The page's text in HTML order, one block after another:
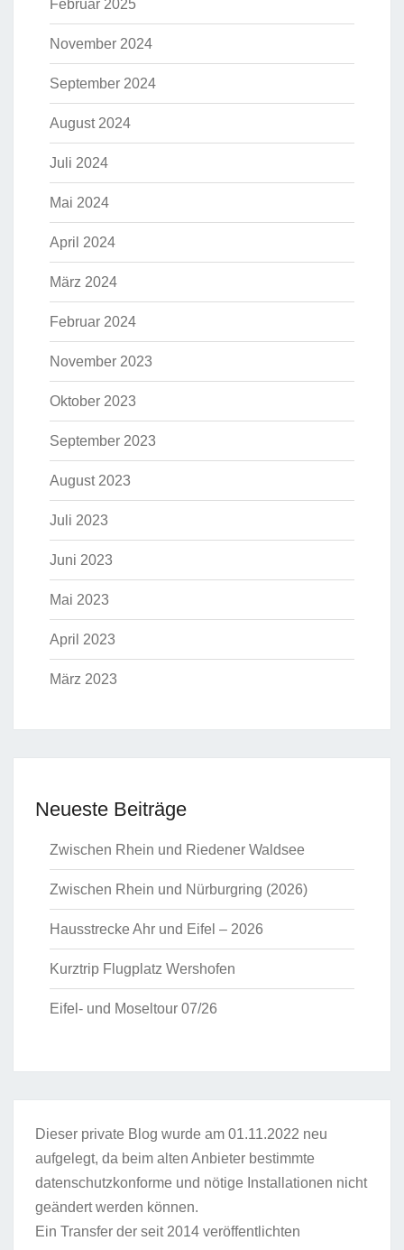
Februar 2025
November 2024
September 2024
August 2024
Juli 2024
Mai 2024
April 2024
März 2024
Februar 2024
November 2023
Oktober 2023
September 2023
August 2023
Juli 2023
Juni 2023
Mai 2023
April 2023
März 2023
Neueste Beiträge
Zwischen Rhein und Riedener Waldsee
Zwischen Rhein und Nürburgring (2026)
Hausstrecke Ahr und Eifel – 2026
Kurztrip Flugplatz Wershofen
Eifel- und Moseltour 07/26
Dieser private Blog wurde am 01.11.2022 neu
aufgelegt, da beim alten Anbieter bestimmte
datenschutzkonforme und nötige Installationen nicht
geändert werden können.
Ein Transfer der seit 2014 veröffentlichten